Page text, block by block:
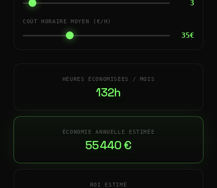
3
COÛT HORAIRE MOYEN (€/H)
35€
HEURES ÉCONOMISÉES / MOIS
132h
ÉCONOMIE ANNUELLE ESTIMÉE
55 440 €
ROI ESTIMÉ